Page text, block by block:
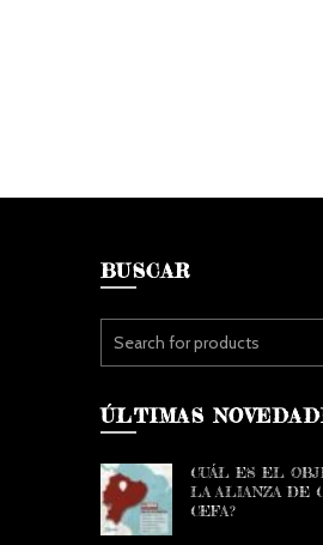
BUSCAR
Search for:
ÚLTIMAS
CUÁL ES EL
LA ALIANZA DE
CEFA?